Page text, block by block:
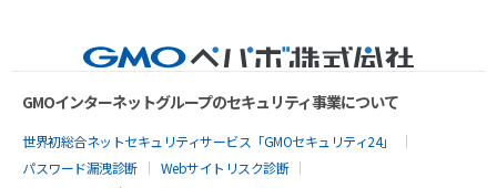
GMOインターネットグループのセキュリティ事業について
世界初総合ネットセキュリティサービス「GMOセキュリティ24」
パスワード漏洩診断
Webサイトリスク診断